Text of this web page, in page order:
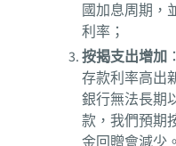
國加息周期，
利率；
按揭支出增加
存款利率高出
銀行無法長期
款，我們預期